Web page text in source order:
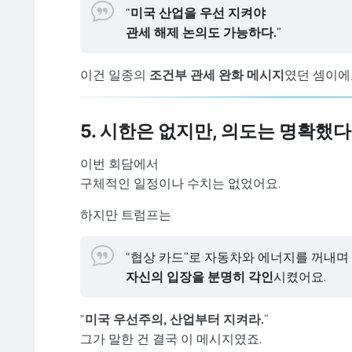
“미국 산업을 우선 지켜야
관세 해제 논의도 가능하다.”
이건 일종의 조건부 관세 완화 메시지였던 셈이
5. 시한은 없지만, 의도는 명확했다
이번 회담에서
구체적인 일정이나 수치는 없었어요.
하지만 트럼프는
“협상 카드”로 자동차와 에너지를 꺼내며
자신의 입장을 분명히 각인시켰어요.
“미국 우선주의, 산업부터 지켜라.”
그가 말한 건 결국 이 메시지였죠.